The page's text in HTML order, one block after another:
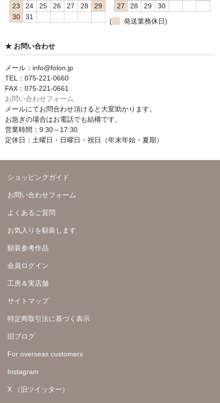
23
24 25 26 27 28
29
30
31
27
28 29
30
(
発送業務休日)
★ お問い合わせ
メール：info@folon.jp
TEL：075-221-0660
FAX：075-221-0661
お問い合わせフォーム
メールにてお問合わせ頂けると大変助かります。
お急ぎの場合はお電話でも結構です。
営業時間：9:30～17:30
定休日：土曜日・日曜日・祝日（年末年始・夏期）
ショッピングガイド
お問い合わせフォーム
よくあるご質問
お気入りを額装します
額装参考作品
会員ログイン
工房＆実店舗
サイトマップ
特定商取引法に基づく表示
旧ブログ
For overseas customers
Instagram
X （旧ツイッター）